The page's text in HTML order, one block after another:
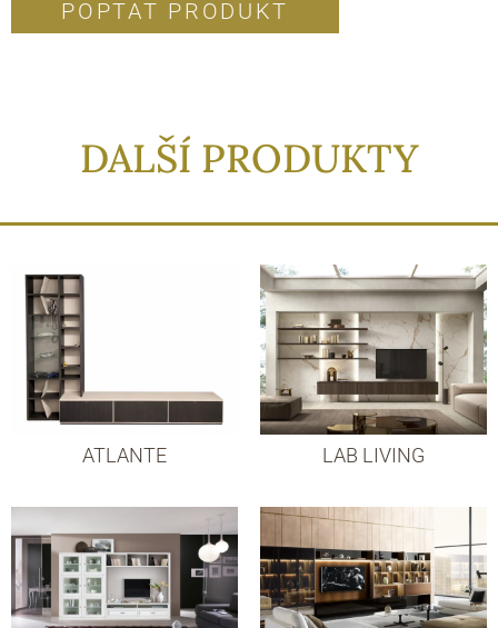
POPTAT PRODUKT
DALŠÍ PRODUKTY
ATLANTE LAB LIVING